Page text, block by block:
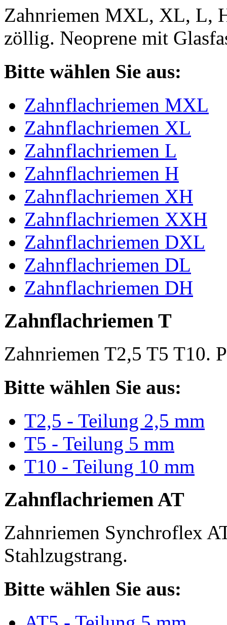
Zahnriemen MXL, XL, L,
zöllig. Neoprene mit
Bitte wählen Sie aus:
Zahnflachriemen MXL
Zahnflachriemen XL
Zahnflachriemen L
Zahnflachriemen H
Zahnflachriemen XH
Zahnflachriemen XXH
Zahnflachriemen DXL
Zahnflachriemen DL
Zahnflachriemen DH
Zahnflachriemen T
Zahnriemen T2,5 T5 T10.
Bitte wählen Sie aus:
T2,5 - Teilung 2,5 mm
T5 - Teilung 5 mm
T10 - Teilung 10 mm
Zahnflachriemen AT
Zahnriemen Synchroflex
Stahlzugstrang.
Bitte wählen Sie aus: